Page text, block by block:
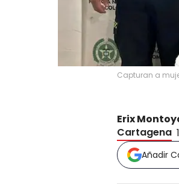
Capturan a
Erix
Cartagena
Añadir